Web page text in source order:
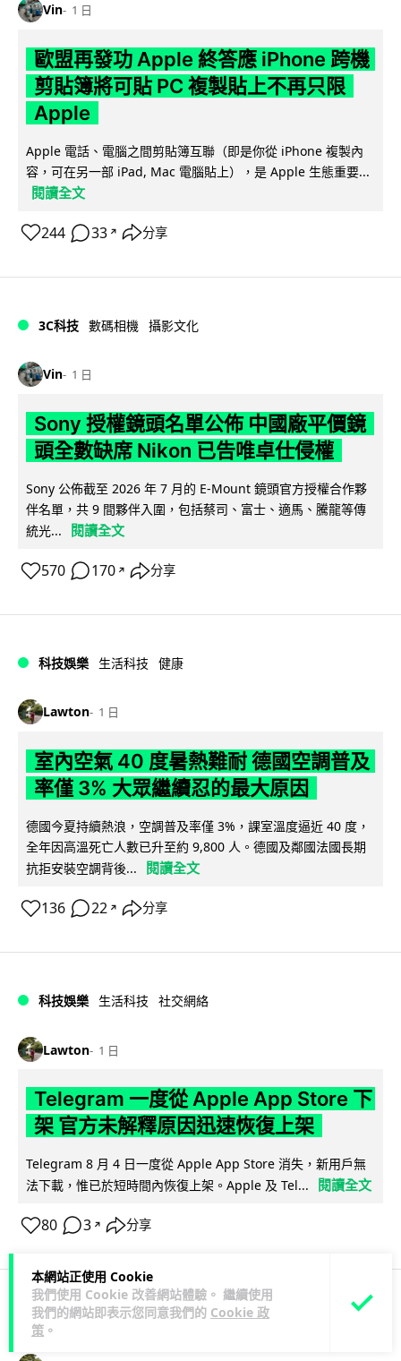
本網站正使用 Cookie
我們使用 Cookie 改善網站體驗。 繼續使用
我們的網站即表示您同意我們的 Cookie 政
策 。
Vin 1 日
歐盟再發功 Apple 終答應 iPhone 跨機
剪貼簿將可貼 PC 複製貼上不再只限
Apple
Apple 電話、電腦之間剪貼簿互聯（即是你從 iPhone 複製內
容，可在另一部 iPad, Mac 電腦貼上），是 Apple 生態重要...
閱讀全文
244 33 ↗ 分享
3C科技 數碼相機 攝影文化
Vin 1 日
Sony 授權鏡頭名單公佈 中國廠平價鏡
頭全數缺席 Nikon 已告唯卓仕侵權
Sony 公佈截至 2026 年 7 月的 E-Mount 鏡頭官方授權合作夥
伴名單，共 9 間夥伴入圍，包括蔡司、富士、適馬、騰龍等傳
統光...
閱讀全文
570 170 ↗ 分享
科技娛樂 生活科技 健康
Lawton 1 日
室內空氣 40 度暑熱難耐 德國空調普及
率僅 3% 大眾繼續忍的最大原因
德國今夏持續熱浪，空調普及率僅 3%，課室溫度逼近 40 度，
全年因高溫死亡人數已升至約 9,800 人。德國及鄰國法國長期
抗拒安裝空調背後...
閱讀全文
136 22 ↗ 分享
科技娛樂 生活科技 社交網絡
Lawton 1 日
Telegram 一度從 Apple App Store 下
架 官方未解釋原因迅速恢復上架
Telegram 8 月 4 日一度從 Apple App Store 消失，新用戶無
法下載，惟已於短時間內恢復上架。Apple 及 Tel...
閱讀全文
80 3 ↗ 分享
科技娛樂 生活娛樂 城中熱話